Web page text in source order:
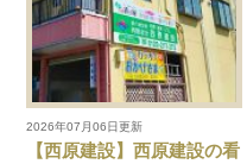
2026年07月06日更新
【西原建設】西原建設の看